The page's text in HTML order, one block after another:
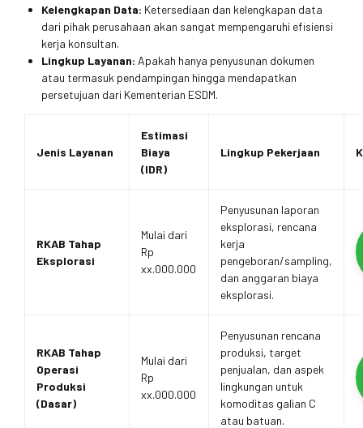
Kelengkapan Data: Ketersediaan dan kelengkapan data
dari pihak perusahaan akan sangat mempengaruhi efisiensi
kerja konsultan.
Lingkup Layanan: Apakah hanya penyusunan dokumen
atau termasuk pendampingan hingga mendapatkan
persetujuan dari Kementerian ESDM.
Jenis Layanan
Estimasi
Biaya
(IDR)
Lingkup Pekerjaan
RKAB Tahap
Eksplorasi
Mulai dari
Rp
xx.000.000
Penyusunan laporan
eksplorasi, rencana
kerja
pengeboran/sampling,
dan anggaran biaya
eksplorasi.
RKAB Tahap
Operasi
Produksi
(Dasar)
Mulai dari
Rp
xx.000.000
Penyusunan rencana
produksi, target
penjualan, dan aspek
lingkungan untuk
komoditas galian C
atau batuan.